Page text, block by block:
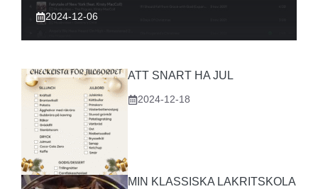
2024-12-06
ATT SNART HA JUL
2024-12-18
MIN KLASSISKA LAKRITSKOLA